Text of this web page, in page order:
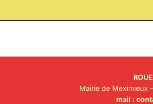
Mairie de Meximieux
mail :